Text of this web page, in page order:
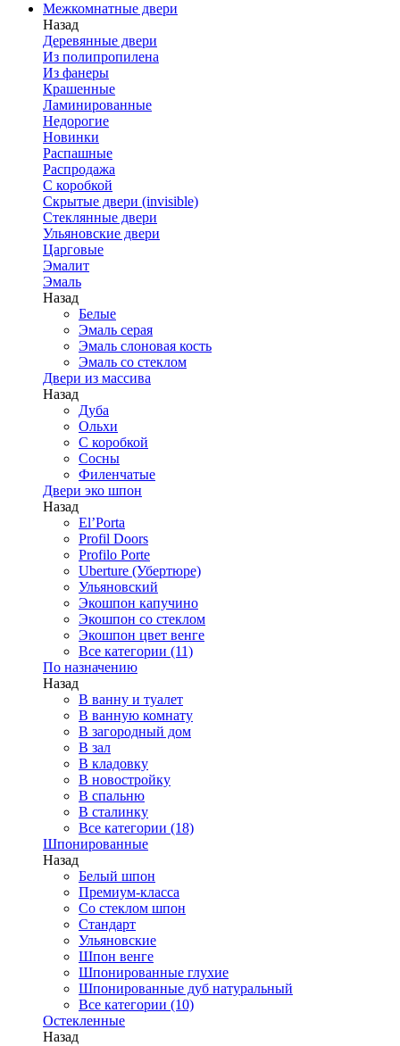
Межкомнатные двери
Назад
Деревянные двери
Из полипропилена
Из фанеры
Крашенные
Ламинированные
Недорогие
Новинки
Распашные
Распродажа
С коробкой
Скрытые двери (invisible)
Стеклянные двери
Ульяновские двери
Царговые
Эмалит
Эмаль
Назад
Белые
Эмаль серая
Эмаль слоновая кость
Эмаль со стеклом
Двери из массива
Назад
Дуба
Ольхи
С коробкой
Сосны
Филенчатые
Двери эко шпон
Назад
El’Porta
Profil Doors
Profilo Porte
Uberture (Убертюре)
Ульяновский
Экошпон капучино
Экошпон со стеклом
Экошпон цвет венге
Все категории (11)
По назначению
Назад
В ванну и туалет
В ванную комнату
В загородный дом
В зал
В кладовку
В новостройку
В спальню
В сталинку
Все категории (18)
Шпонированные
Назад
Белый шпон
Премиум-класса
Со стеклом шпон
Стандарт
Ульяновские
Шпон венге
Шпонированные глухие
Шпонированные дуб натуральный
Все категории (10)
Остекленные
Назад